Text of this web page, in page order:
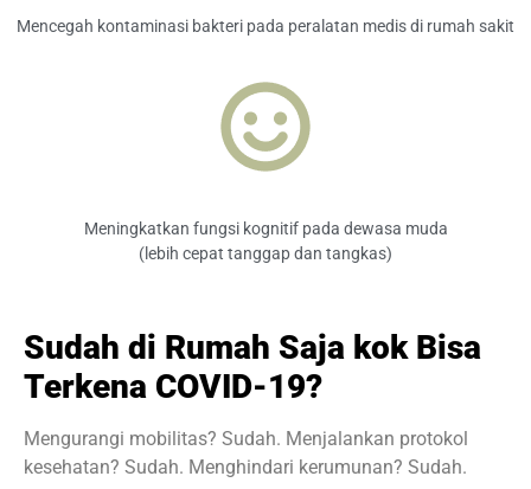
Mencegah kontaminasi bakteri pada peralatan medis di rumah sakit
Meningkatkan fungsi kognitif pada dewasa muda
(lebih cepat tanggap dan tangkas)
Sudah di Rumah Saja kok Bisa
Terkena COVID-19?
Mengurangi mobilitas? Sudah. Menjalankan protokol
kesehatan? Sudah. Menghindari kerumunan? Sudah.